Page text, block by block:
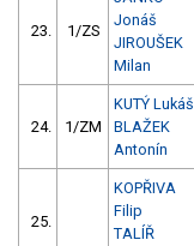
23. 1/ZS
Jonáš
JIROUŠEK
Milan
24. 1/ZM
KUTÝ Lukáš
BLAŽEK
Antonín
25.
KOPŘIVA
Filip
TALÍŘ